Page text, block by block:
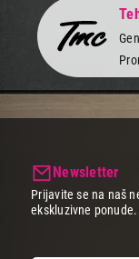
Newsletter
Prijavite se na naš
ekskluzivne ponude.